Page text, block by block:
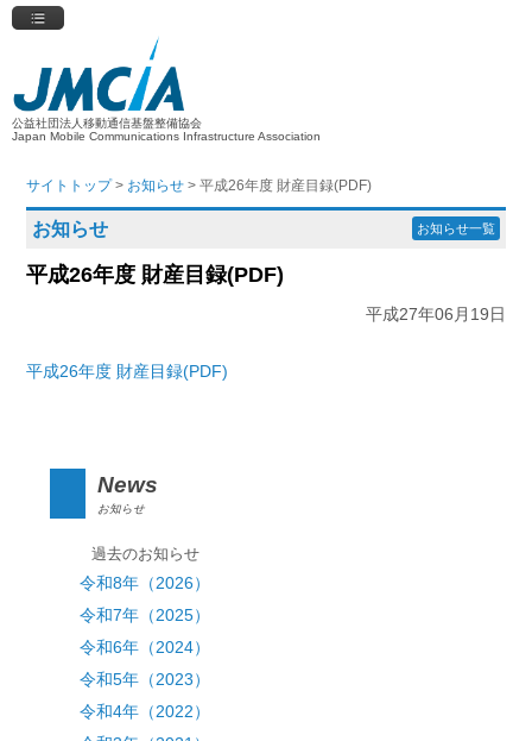
公益社団法人移動通信基盤整備協会
Japan Mobile Communications Infrastructure Association
サイトトップ> お知らせ > 平成26年度 財産目録(PDF)
お知らせ お知らせ一覧
平成26年度 財産目録(PDF)
平成27年06月19日
平成26年度 財産目録(PDF)
News
お知らせ
過去のお知らせ
令和8年（2026）
令和7年（2025）
令和6年（2024）
令和5年（2023）
令和4年（2022）